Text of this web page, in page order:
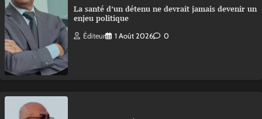
La santé d’un détenu ne devrait jamais devenir un
enjeu politique
Éditeur 1 Août 2026 0